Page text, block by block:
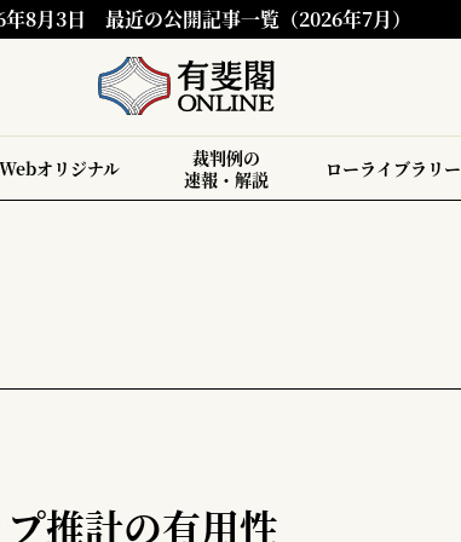
年8月3日 最近の公開記事一覧（2026年7月）
Webオリジナル
裁判例の
速報・解説
ローライブラリー
推計の有用性